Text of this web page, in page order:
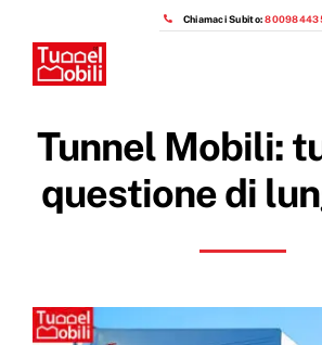
contenuto
Chiamaci Subito:
Tunnel Mobili:
questione di